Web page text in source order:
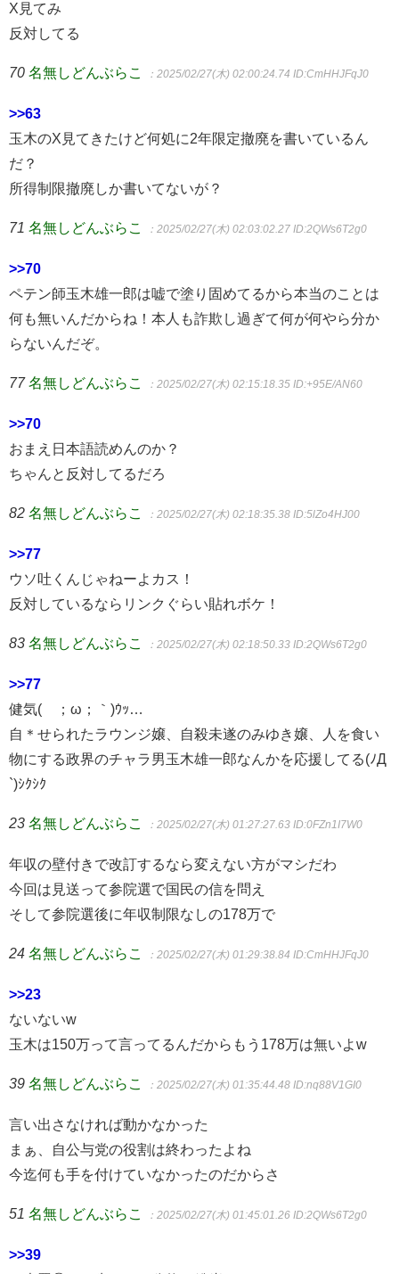
X見てみ
反対してる
70 名無しどんぶらこ ：2025/02/27(木) 02:00:24.74 ID:CmHHJFqJ0
>>63
玉木のX見てきたけど何処に2年限定撤廃を書いているん
だ？
所得制限撤廃しか書いてないが？
71 名無しどんぶらこ ：2025/02/27(木) 02:03:02.27 ID:2QWs6T2g0
>>70
ペテン師玉木雄一郎は嘘で塗り固めてるから本当のことは
何も無いんだからね！本人も詐欺し過ぎて何が何やら分か
らないんだぞ。
77 名無しどんぶらこ ：2025/02/27(木) 02:15:18.35 ID:+95E/AN60
>>70
おまえ日本語読めんのか？
ちゃんと反対してるだろ
82 名無しどんぶらこ ：2025/02/27(木) 02:18:35.38 ID:5lZo4HJ00
>>77
ウソ吐くんじゃねーよカス！
反対しているならリンクぐらい貼れボケ！
83 名無しどんぶらこ ：2025/02/27(木) 02:18:50.33 ID:2QWs6T2g0
>>77
健気(´；ω；｀)ｳｯ…
自＊せられたラウンジ嬢、自殺未遂のみゆき嬢、人を食い
物にする政界のチャラ男玉木雄一郎なんかを応援してる(ﾉД
`)ｼｸｼｸ
23 名無しどんぶらこ ：2025/02/27(木) 01:27:27.63 ID:0FZn1I7W0
年収の壁付きで改訂するなら変えない方がマシだわ
今回は見送って参院選で国民の信を問え
そして参院選後に年収制限なしの178万で
24 名無しどんぶらこ ：2025/02/27(木) 01:29:38.84 ID:CmHHJFqJ0
>>23
ないないw
玉木は150万って言ってるんだからもう178万は無いよw
39 名無しどんぶらこ ：2025/02/27(木) 01:35:44.48 ID:nq88V1GI0
言い出さなければ動かなかった
まぁ、自公与党の役割は終わったよね
今迄何も手を付けていなかったのだからさ
51 名無しどんぶらこ ：2025/02/27(木) 01:45:01.26 ID:2QWs6T2g0
>>39